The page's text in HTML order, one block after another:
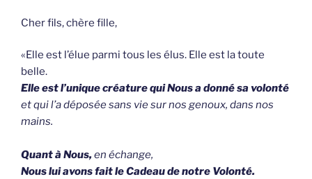
Cher fils, chère fille,
«Elle est l’élue parmi tous les élus. Elle est la toute
belle.
Elle est l’unique créature qui Nous a donné sa volonté
et qui l’a déposée sans vie sur nos genoux, dans nos
mains.
Quant à Nous,en échange,
Nous lui avons fait le Cadeau de notre Volonté.